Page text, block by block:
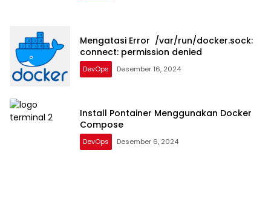
Mengatasi Error /var/run/docker.sock:
connect: permission denied
DevOps Desember 16, 2024
Install Pontainer Menggunakan Docker
Compose
DevOps Desember 6, 2024